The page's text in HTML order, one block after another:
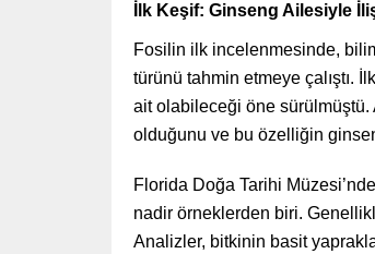
İlk Keşif: Ginseng Ailesiyle
Fosilin ilk incelenmesinde,
türünü tahmin etmeye çalıştı.
ait olabileceği öne sürülmüştü.
olduğunu ve bu özelliğin
Florida Doğa Tarihi
nadir örneklerden biri.
Analizler, bitkinin basit